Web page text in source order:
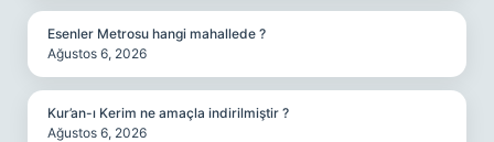
Esenler Metrosu hangi mahallede ?
Ağustos 6, 2026
Kur’an-ı Kerim ne amaçla indirilmiştir ?
Ağustos 6, 2026